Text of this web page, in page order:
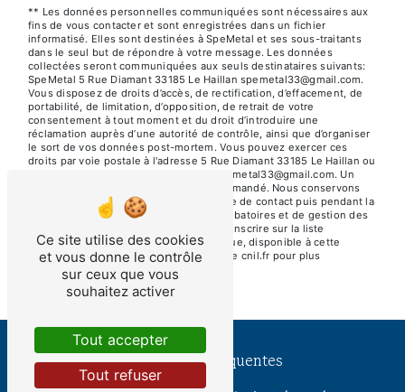
** Les données personnelles communiquées sont nécessaires aux
fins de vous contacter et sont enregistrées dans un fichier
informatisé. Elles sont destinées à SpeMetal et ses sous-traitants
dans le seul but de répondre à votre message. Les données
collectées seront communiquées aux seuls destinataires suivants:
SpeMetal 5 Rue Diamant 33185 Le Haillan spemetal33@gmail.com.
Vous disposez de droits d’accès, de rectification, d’effacement, de
portabilité, de limitation, d’opposition, de retrait de votre
consentement à tout moment et du droit d’introduire une
réclamation auprès d’une autorité de contrôle, ainsi que d’organiser
le sort de vos données post-mortem. Vous pouvez exercer ces
droits par voie postale à l'adresse 5 Rue Diamant 33185 Le Haillan ou
par courrier électronique à l'adresse spemetal33@gmail.com. Un
justificatif d'identité pourra vous être demandé. Nous conservons
vos données pendant la période de prise de contact puis pendant la
durée de prescription légale aux fins probatoires et de gestion des
contentieux. Vous avez le droit de vous inscrire sur la liste
d'opposition au démarchage téléphonique, disponible à cette
adresse: Bloctel.gouv.fr . Consultez le site cnil.fr pour plus
d’informations sur vos droits.
Recherches fréquentes
Ce site utilise des cookies
et vous donne le contrôle
sur ceux que vous
souhaitez activer
Tout accepter
Tout refuser